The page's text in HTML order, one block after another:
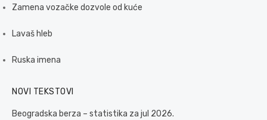
Zamena vozačke dozvole od kuće
Lavaš hleb
Ruska imena
NOVI TEKSTOVI
Beogradska berza – statistika za jul 2026.